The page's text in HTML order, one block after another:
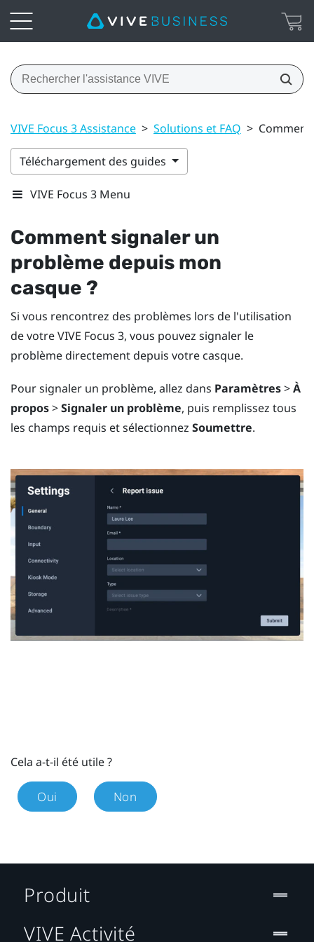
VIVE Focus 3 Assistance > Solutions et FAQ >
Téléchargement des guides
VIVE Focus 3 Menu
Comment signaler un
problème depuis mon
casque ?
Si vous rencontrez des problèmes lors de l'utilisation
de votreVIVE Focus 3, vous pouvez signaler le
problème directement depuis votre casque.
Pour signaler un problème, allez dans Paramètres>À
propos>Signaler un problème, puis remplissez tous
les champs requis et sélectionnez Soumettre.
Cela a-t-il été utile ?
Oui Non
Produit
VIVE Activité